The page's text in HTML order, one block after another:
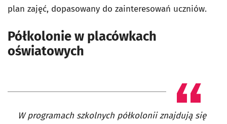
plan zajęć, dopasowany do zainteresowań uczniów.
Półkolonie w placówkach
oświatowych
W programach szkolnych półkolonii znajdują się